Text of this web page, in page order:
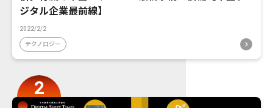
ジタル企業最前線】
2022/2/2
テクノロジー